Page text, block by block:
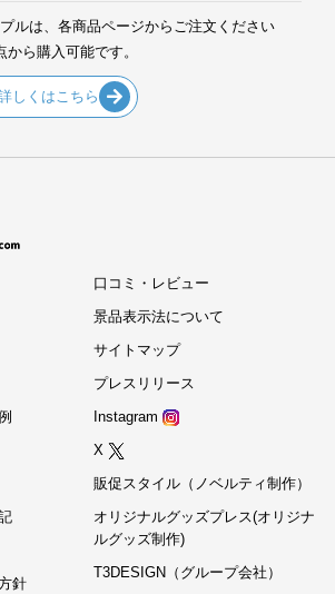
ルは、各商品ページからご注文ください
ら購入可能です。
しくはこちら
針
口コミ・レビュー
景品表示法について
サイトマップ
プレスリリース
Instagram
X
販促スタイル（ノベルティ制作）
オリジナルグッズプレス(オリジナ
ルグッズ制作)
T3DESIGN（グループ会社）